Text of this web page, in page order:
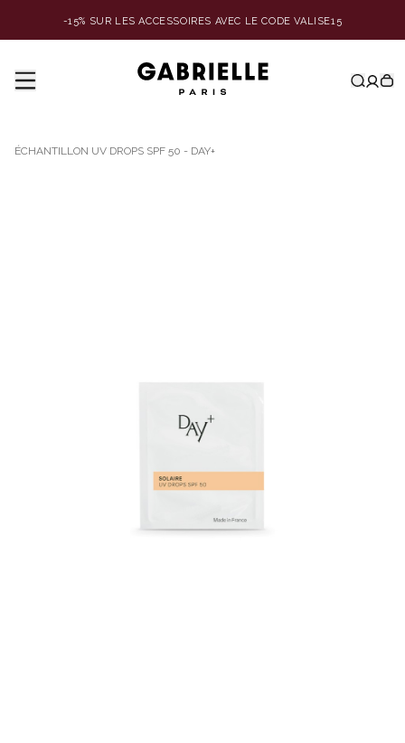
-15% SUR LES ACCESSOIRES AVEC LE CODE VALISE15
ÉCHANTILLON UV DROPS SPF 50 - DAY+